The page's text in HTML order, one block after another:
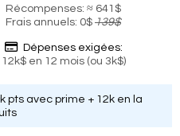
Récompenses: ≈ 641$
Frais annuels: 0$ 139$
Dépenses exigées:
12k$ en 12 mois (ou 3k$)
pts avec prime + 12k en la